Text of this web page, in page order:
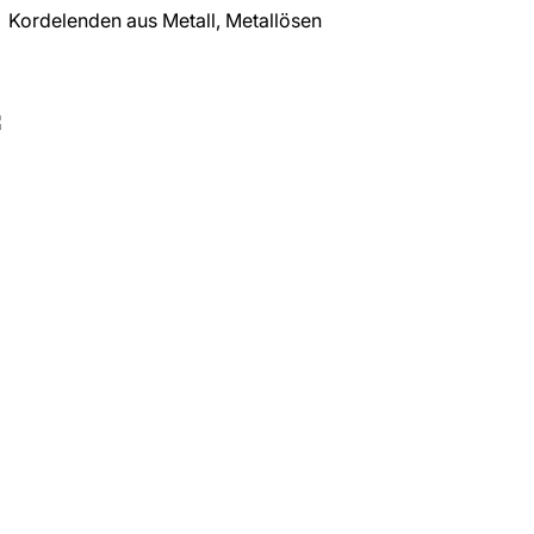
Kordelenden aus Metall, Metallösen